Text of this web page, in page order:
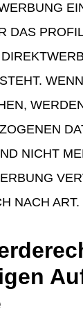
DAS
NICHT
NACH